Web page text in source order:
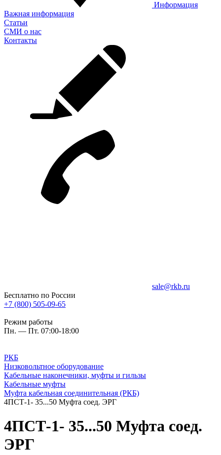
Информация
Важная информация
Статьи
СМИ о нас
Контакты
sale@rkb.ru
Бесплатно по России
+7 (800) 505-09-65
Режим работы
Пн. — Пт. 07:00-18:00
РКБ
Низковольтное оборудование
Кабельные наконечники, муфты и гильзы
Кабельные муфты
Муфта кабельная соединительная (РКБ)
4ПСТ-1- 35...50 Муфта соед. ЭРГ
4ПСТ-1- 35...50 Муфта соед.
ЭРГ